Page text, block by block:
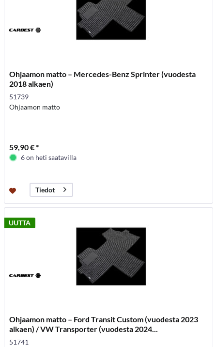
Ohjaamon matto – Mercedes-Benz Sprinter (vuodesta
2018 alkaen)
51739
Ohjaamon matto
59,90 € *
6 on heti saatavilla
Tiedot
UUTTA
Ohjaamon matto – Ford Transit Custom (vuodesta 2023
alkaen) / VW Transporter (vuodesta 2024...
51741